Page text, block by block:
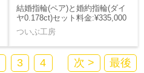
結婚指輪(ペア)と婚約指輪(ダイ
ヤ0.178ct)セット料金:¥335,000
ついぶ工房
3 4 次 > 最後